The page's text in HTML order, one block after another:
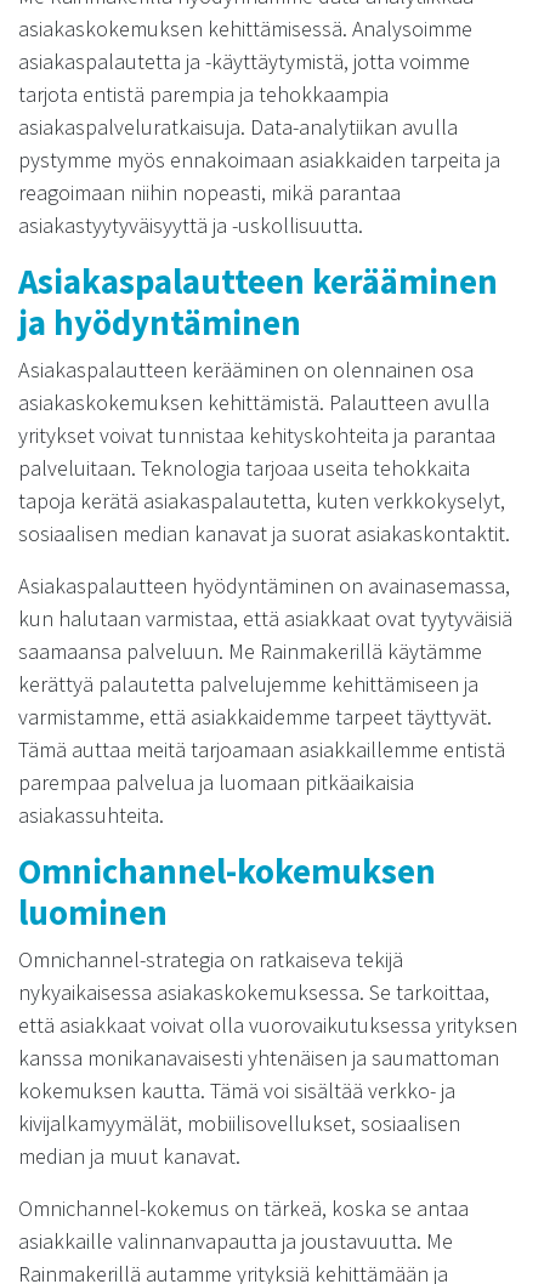
asiakaskokemuksen kehittämisessä. Analysoimme
asiakaspalautetta ja -käyttäytymistä, jotta voimme
tarjota entistä parempia ja tehokkaampia
asiakaspalveluratkaisuja. Data-analytiikan avulla
pystymme myös ennakoimaan asiakkaiden tarpeita ja
reagoimaan niihin nopeasti, mikä parantaa
asiakastyytyväisyyttä ja -uskollisuutta.
Asiakaspalautteen kerääminen
ja hyödyntäminen
Asiakaspalautteen kerääminen on olennainen osa
asiakaskokemuksen kehittämistä. Palautteen avulla
yritykset voivat tunnistaa kehityskohteita ja parantaa
palveluitaan. Teknologia tarjoaa useita tehokkaita
tapoja kerätä asiakaspalautetta, kuten verkkokyselyt,
sosiaalisen median kanavat ja suorat asiakaskontaktit.
Asiakaspalautteen hyödyntäminen on avainasemassa,
kun halutaan varmistaa, että asiakkaat ovat tyytyväisiä
saamaansa palveluun. Me Rainmakerillä käytämme
kerättyä palautetta palvelujemme kehittämiseen ja
varmistamme, että asiakkaidemme tarpeet täyttyvät.
Tämä auttaa meitä tarjoamaan asiakkaillemme entistä
parempaa palvelua ja luomaan pitkäaikaisia
asiakassuhteita.
Omnichannel-kokemuksen
luominen
Omnichannel-strategia on ratkaiseva tekijä
nykyaikaisessa asiakaskokemuksessa. Se tarkoittaa,
että asiakkaat voivat olla vuorovaikutuksessa yrityksen
kanssa monikanavaisesti yhtenäisen ja saumattoman
kokemuksen kautta. Tämä voi sisältää verkko- ja
kivijalkamyymälät, mobiilisovellukset, sosiaalisen
median ja muut kanavat.
Omnichannel-kokemus on tärkeä, koska se antaa
asiakkaille valinnanvapautta ja joustavuutta. Me
Rainmakerillä autamme yrityksiä kehittämään ja